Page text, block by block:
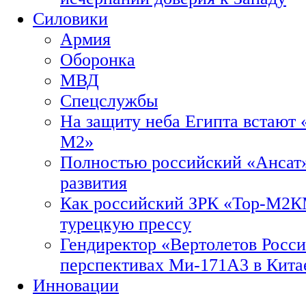
Силовики
Армия
Оборонка
МВД
Спецслужбы
На защиту неба Египта встают
М2»
Полностью российский
развития
Как российский ЗРК «Тор-
турецкую прессу
Гендиректор «Вертолетов
перспективах Ми-171А3 в
Инновации